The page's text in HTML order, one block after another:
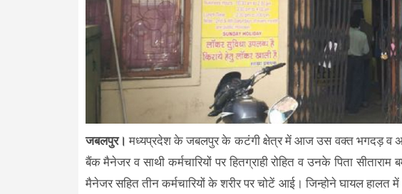
जबलपुर। मध्यप्रदेश के जबलपुर के कटंगी क्षेत्र में आज उस वक्त भगदड़ व
बैंक मैनेजर व साथी कर्मचारियों पर हितग्राही रोहित व उनके पिता
मैनेजर सहित तीन कर्मचारियों के शरीर पर चोटें आई। जिन्होने घायल हालत